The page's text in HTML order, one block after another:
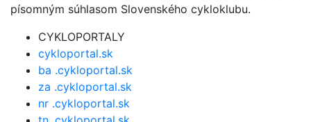
písomným súhlasom Slovenského cykloklubu.
CYKLOPORTALY
cykloportal.sk
ba .cykloportal.sk
za .cykloportal.sk
nr .cykloportal.sk